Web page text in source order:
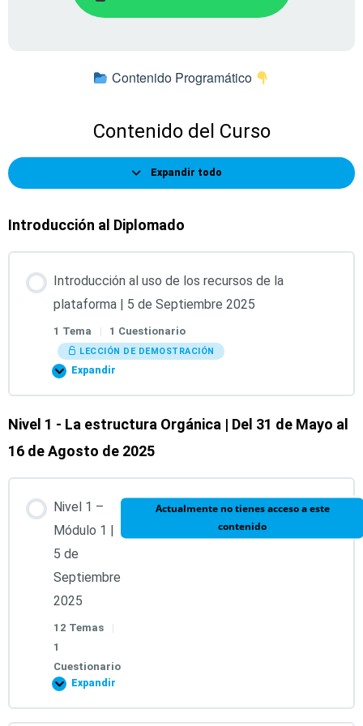
Contenido Programático
Contenido del Curso
Expandir todo
Introducción al Diplomado
Introducción al uso de los recursos de la
plataforma | 5 de Septiembre 2025
1 Tema | 1 Cuestionario
LECCIÓN DE DEMOSTRACIÓN
Expandir
Contenido de la Lección
0% COMPLETADO 0/1 pasos
Grabación de la introducción al Diplomado
Evaluación Inicial
Nivel 1 - La estructura Orgánica | Del 31 de Mayo al
16 de Agosto de 2025
Nivel 1 –
Módulo 1 |
5 de
Septiembre
2025
12 Temas
|
1
Cuestionario
Actualmente no tienes acceso a este
contenido
Expandir